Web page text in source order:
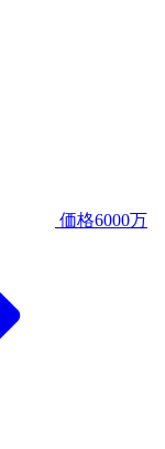
価格6000万